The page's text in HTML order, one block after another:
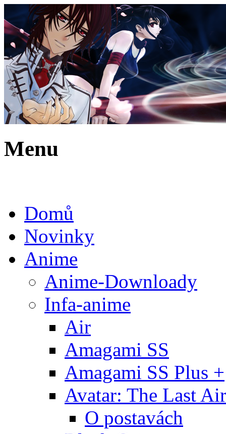
Menu
Domů
Novinky
Anime
Anime-Downloady
Infa-anime
Air
Amagami SS
Amagami SS Plus +
Avatar: The Last
O postavách